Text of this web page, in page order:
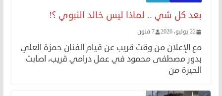
بعد كل شي .. لماذا ليس خالد النبوي ؟!
22 يوليو، 2026 7 فنون
مع الإعلان من وقت قريب عن قيام الفنان حمزة العلي
بدور مصطفى محمود في عمل درامي قريب، اصابت
الحيرة من